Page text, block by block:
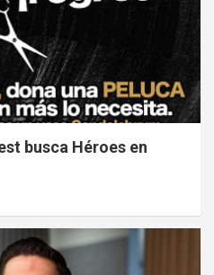
busca Héroes en